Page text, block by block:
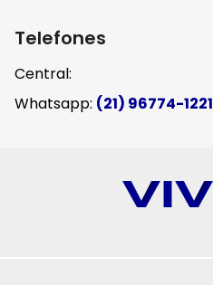
Telefones
Central:
Whatsapp: (21) 96774-1221